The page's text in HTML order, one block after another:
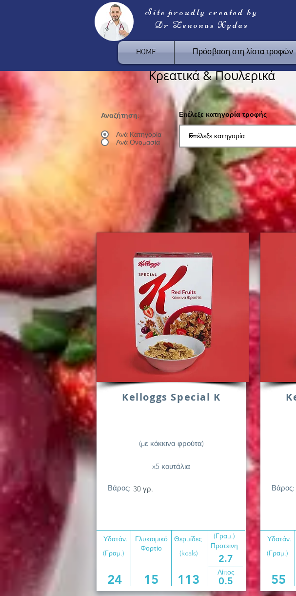
Site proudly created by
Dr Zenonas Xydas
HOME Πρόσβαση στη λίστα τροφών
Κρεατικά & Πουλερικά
Επέλεξε κατηγορία τροφής
Αναζήτηση:
Ανά Κατηγορία
Ανά Ονομασία
Kelloggs Special K
(με κόκκινα φρούτα)
x5 κουτάλια
Βάρος: 30 γρ.
Υδατάν.
Γλυκαιμικό
Φορτίο
(Γραμ.)
Θερμίδες
(kcals)
Προτεινη
2.7
(Γραμ.)
24 15 113 Λίπος
0.5
Βάρος:
Υδατάν.
(Γραμ.)
55